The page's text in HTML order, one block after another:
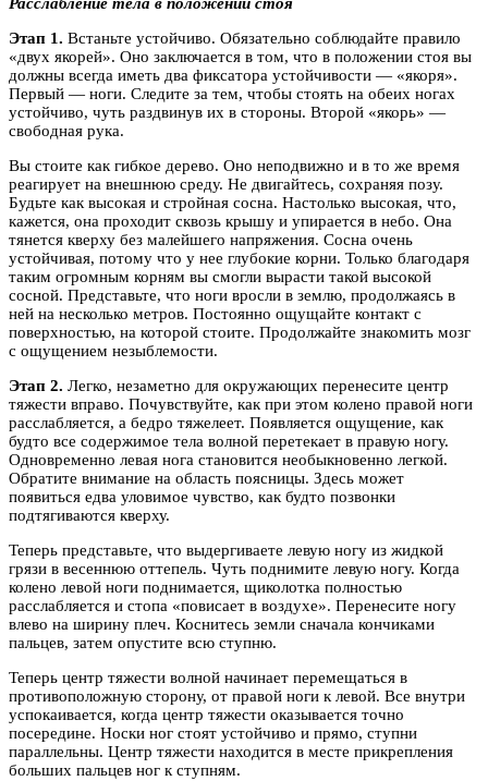
Расслабление тела в положении стоя
Этап 1. Встаньте устойчиво. Обязательно соблюдайте правило
«двух якорей». Оно заключается в том, что в положении стоя вы
должны всегда иметь два фиксатора устойчивости — «якоря».
Первый — ноги. Следите за тем, чтобы стоять на обеих ногах
устойчиво, чуть раздвинув их в стороны. Второй «якорь» —
свободная рука.
Вы стоите как гибкое дерево. Оно неподвижно и в то же время
реагирует на внешнюю среду. Не двигайтесь, сохраняя позу.
Будьте как высокая и стройная сосна. Настолько высокая, что,
кажется, она проходит сквозь крышу и упирается в небо. Она
тянется кверху без малейшего напряжения. Сосна очень
устойчивая, потому что у нее глубокие корни. Только благодаря
таким огромным корням вы смогли вырасти такой высокой
сосной. Представьте, что ноги вросли в землю, продолжаясь в
ней на несколько метров. Постоянно ощущайте контакт с
поверхностью, на которой стоите. Продолжайте знакомить мозг
с ощущением незыблемости.
Этап 2. Легко, незаметно для окружающих перенесите центр
тяжести вправо. Почувствуйте, как при этом колено правой ноги
расслабляется, а бедро тяжелеет. Появляется ощущение, как
будто все содержимое тела волной перетекает в правую ногу.
Одновременно левая нога становится необыкновенно легкой.
Обратите внимание на область поясницы. Здесь может
появиться едва уловимое чувство, как будто позвонки
подтягиваются кверху.
Теперь представьте, что выдергиваете левую ногу из жидкой
грязи в весеннюю оттепель. Чуть поднимите левую ногу. Когда
колено левой ноги поднимается, щиколотка полностью
расслабляется и стопа «повисает в воздухе». Перенесите ногу
влево на ширину плеч. Коснитесь земли сначала кончиками
пальцев, затем опустите всю ступню.
Теперь центр тяжести волной начинает перемещаться в
противоположную сторону, от правой ноги к левой. Все внутри
успокаивается, когда центр тяжести оказывается точно
посередине. Носки ног стоят устойчиво и прямо, ступни
параллельны. Центр тяжести находится в месте прикрепления
больших пальцев ног к ступням.